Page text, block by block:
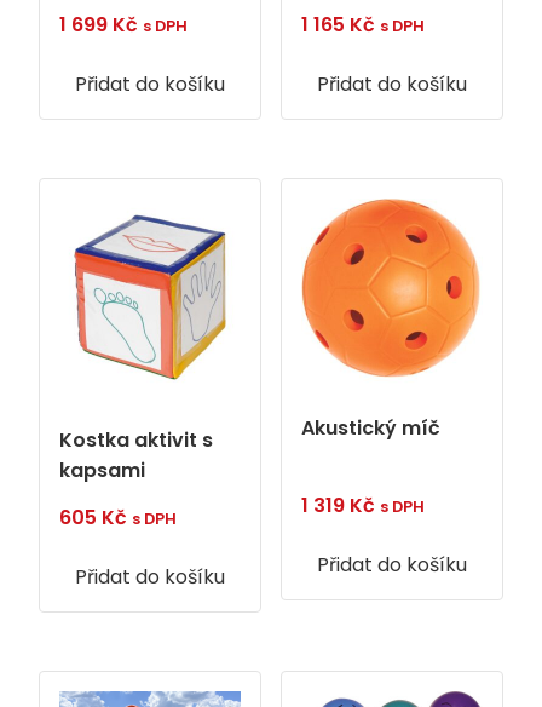
1 699 Kč s DPH
Přidat do košíku
1 165 Kč s DPH
Přidat do košíku
Kostka aktivit s
kapsami
605 Kč s DPH
Přidat do košíku
Akustický míč
1 319 Kč s DPH
Přidat do košíku